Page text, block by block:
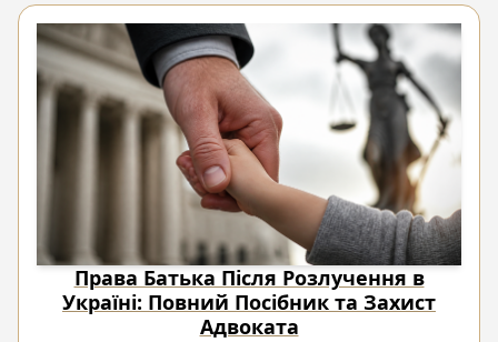
Права Батька Після Розлучення в
Україні: Повний Посібник та Захист
Адвоката